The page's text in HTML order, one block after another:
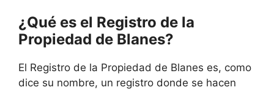
¿Qué es el Registro de la
Propiedad de Blanes?
El Registro de la Propiedad de Blanes es, como
dice su nombre, un registro donde se hacen